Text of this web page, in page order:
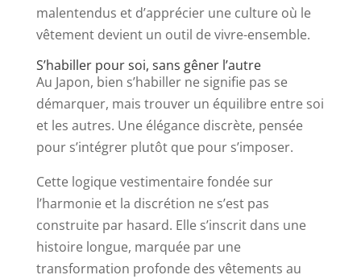
malentendus et d’apprécier une culture où le
vêtement devient un outil de vivre-ensemble.
S’habiller pour soi, sans gêner l’autre
Au Japon, bien s’habiller ne signifie pas se
démarquer, mais trouver un équilibre entre soi
et les autres. Une élégance discrète, pensée
pour s’intégrer plutôt que pour s’imposer.
Cette logique vestimentaire fondée sur
l’harmonie et la discrétion ne s’est pas
construite par hasard. Elle s’inscrit dans une
histoire longue, marquée par une
transformation profonde des vêtements au